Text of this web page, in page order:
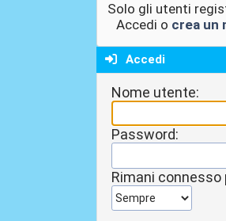
Solo gli utenti
Accedi o crea un
Accedi
Nome utente:
Password:
Rimani connesso